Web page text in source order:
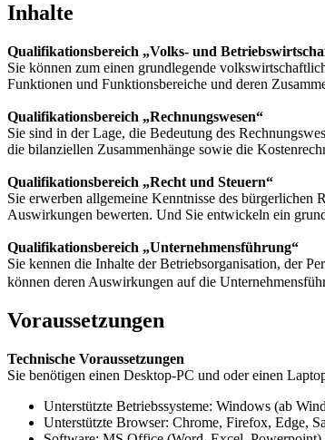
Inhalte
Qualifikationsbereich „Volks- und
Sie können zum einen grundlegende
Funktionen und Funktionsbereiche und deren
Qualifikationsbereich „Rechnungswesen“
Sie sind in der Lage, die Bedeutung des
die bilanziellen Zusammenhänge sowie die
Qualifikationsbereich „Recht und Steuern“
Sie erwerben allgemeine Kenntnisse des bürgerlichen
Auswirkungen bewerten. Und Sie entwickeln ein
Qualifikationsbereich „Unternehmensführung“
Sie kennen die Inhalte der Betriebsorganisation, der
können deren Auswirkungen auf die
Voraussetzungen
Technische Voraussetzungen
Sie benötigen einen Desktop-PC und oder einen
Unterstützte Betriebssysteme: Windows (ab
Unterstützte Browser: Chrome, Firefox, Edge,